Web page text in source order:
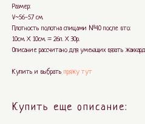
Размер:
V~56-57 см.
Плотность полотна спицами №4.0 после вто:
10см. Х 10см. = 26п. Х 30р.
Описание рассчитано для умеющих вязать
Купить и выбрать пряжу тут
Купить еще описание: